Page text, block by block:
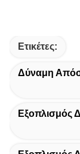
Ετικέτες:
Δύναμη
Εξοπλισμός